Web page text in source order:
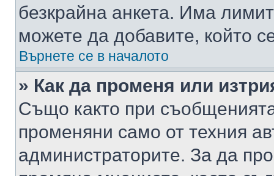
безкрайна анкета. Има
можете да добавите, който
Върнете се в началото
» Как да променя или
Също както при
променяни само от техния
администраторите. За да